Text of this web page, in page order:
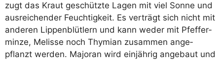
zugt das Kraut geschütz­te Lagen mit viel Son­ne und
aus­rei­chen­der Feuch­tig­keit. Es ver­trägt sich nicht mit
ande­ren Lip­pen­blüt­lern und kann weder mit Pfef­fer­
min­ze, Melis­se noch Thy­mi­an zusam­men ange­
pflanzt wer­den. Majo­ran wird ein­jäh­rig ange­baut und